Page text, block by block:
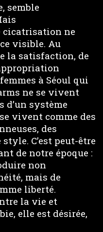
semble
cicatrisation ne
visible. Au
la satisfaction, de
à Séoul qui
ne se vivent
d’un système
vivent comme des
des
C’est peut-être
de notre époque :
non
mais de
liberté.
la vie et
elle est désirée,